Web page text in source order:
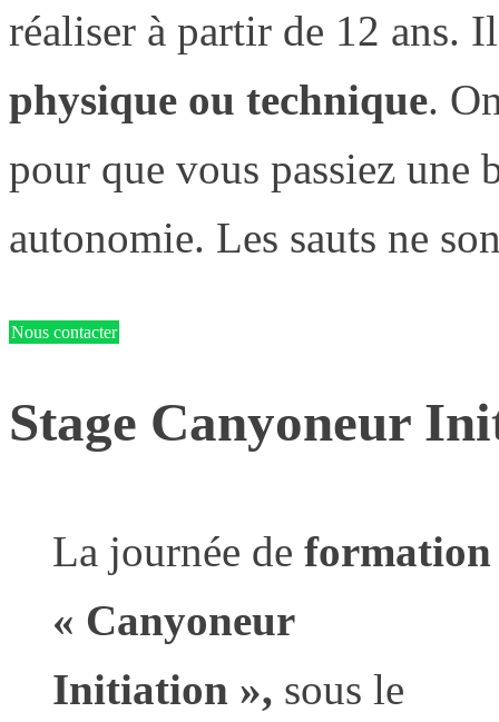
réaliser à partir de 12 ans.
physique ou technique.
pour que vous passiez une
autonomie. Les sauts ne
Nous contacter
Stage Canyoneur
La journée de formation
« Canyoneur
Initiation », sous le